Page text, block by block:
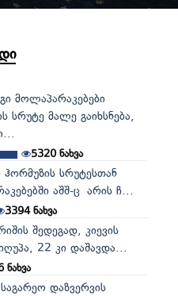
მოლაპარაკებები
სრუტე მალე გაიხსნება,
5320ნახვა
სრუტესთან
აშშ-ც არის ჩ...
3394ნახვა
შედეგად, კიევის
22 კი დაშავდა...
ნახვა
დაზვერვის